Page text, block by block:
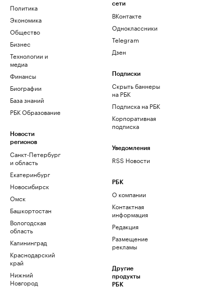
Политика
Экономика
Общество
Бизнес
Технологии и
медиа
Финансы
Биографии
База знаний
РБК Образование
Новости
регионов
Санкт-Петербург
и область
Екатеринбург
Новосибирск
Омск
Башкортостан
Вологодская
область
Калининград
Краснодарский
край
Нижний
Новгород
сети
ВКонтакте
Одноклассники
Telegram
Дзен
Подписки
Скрыть баннеры
на РБК
Подписка на РБК
Корпоративная
подписка
Уведомления
RSS Новости
РБК
О компании
Контактная
информация
Редакция
Размещение
рекламы
Другие
продукты
РБК